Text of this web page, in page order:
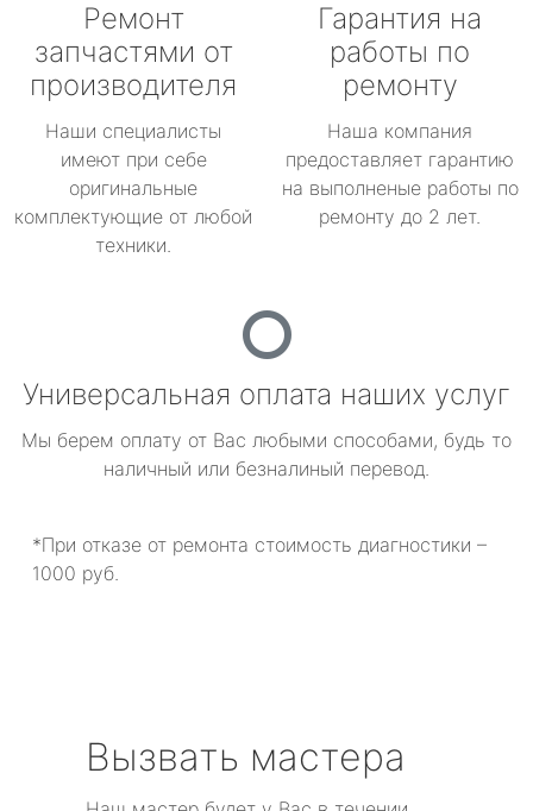
Ремонт
запчастями от
производителя
Наши специалисты
имеют при себе
оригинальные
комплектующие от любой
техники.
Гарантия на
работы по
ремонту
Наша компания
предоставляет гарантию
на выполненые работы по
ремонту до 2 лет.
Универсальная оплата наших услуг
Мы берем оплату от Вас любыми способами, будь то
наличный или безналиный перевод.
*При отказе от ремонта стоимость диагностики –
1000 руб.
Вызвать мастера